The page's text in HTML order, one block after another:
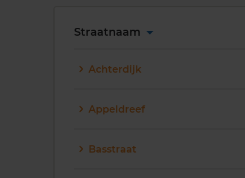
Straatnaam
Achterdijk
Appeldreef
Basstraat